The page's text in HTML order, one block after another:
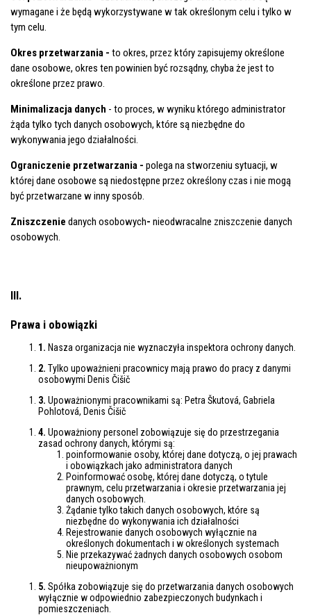
wymagane i że będą wykorzystywane w tak określonym celu i tylko w
tym celu.
Okres przetwarzania - to okres, przez który zapisujemy określone
dane osobowe, okres ten powinien być rozsądny, chyba że jest to
określone przez prawo.
Minimalizacja danych - to proces, w wyniku którego administrator
żąda tylko tych danych osobowych, które są niezbędne do
wykonywania jego działalności.
Ograniczenie przetwarzania - polega na stworzeniu sytuacji, w
której dane osobowe są niedostępne przez określony czas i nie mogą
być przetwarzane w inny sposób.
Zniszczenie danych osobowych- nieodwracalne zniszczenie danych
osobowych.
III.
Prawa i obowiązki
1. Nasza organizacja nie wyznaczyła inspektora ochrony danych.
2. Tylko upoważnieni pracownicy mają prawo do pracy z danymi
osobowymi Denis Čišič
3. Upoważnionymi pracownikami są: Petra Škutová, Gabriela
Pohlotová, Denis Čišič
4. Upoważniony personel zobowiązuje się do przestrzegania
zasad ochrony danych, którymi są:
poinformowanie osoby, której dane dotyczą, o jej prawach
i obowiązkach jako administratora danych
Poinformować osobę, której dane dotyczą, o tytule
prawnym, celu przetwarzania i okresie przetwarzania jej
danych osobowych.
Żądanie tylko takich danych osobowych, które są
niezbędne do wykonywania ich działalności
Rejestrowanie danych osobowych wyłącznie na
określonych dokumentach i w określonych systemach
Nie przekazywać żadnych danych osobowych osobom
nieupoważnionym
5. Spółka zobowiązuje się do przetwarzania danych osobowych
wyłącznie w odpowiednio zabezpieczonych budynkach i
pomieszczeniach.